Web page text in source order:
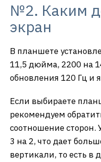
№2. Каким
экран
В планшете
11,5 дюйма, 2200 на
обновления 120 Гц и
Если выбираете
рекомендуем
соотношение сторон.
3 на 2, что дает
вертикали, то есть в